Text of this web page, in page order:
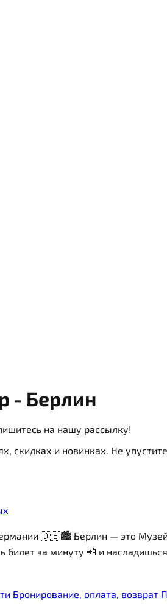
- Берлин
на нашу рассылку!
скидках и новинках. Не
🇩🇪🏙️ Берлин — это
за минуту 📲 и
Бронирование, оплата, возврат